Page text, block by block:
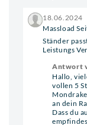
18.06.2024
Massload
Ständer
Leistungs
Antwort
Hallo,
vollen 5
an dein
Dass du